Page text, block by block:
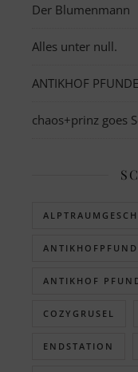
Der Blumenmann
Alles unter null.
ANTIKHOF
chaos+prinz goes
ANTIKHOF
COZYGRUSEL
ENDSTATION